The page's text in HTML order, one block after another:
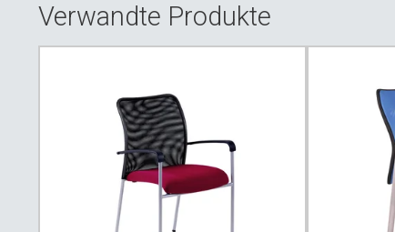
Verwandte Produkte